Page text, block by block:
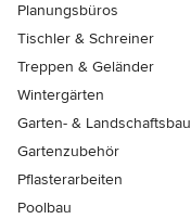
Planungsbüros
Tischler & Schreiner
Treppen & Geländer
Wintergärten
Garten- & Landschaftsbau
Gartenzubehör
Pflasterarbeiten
Poolbau